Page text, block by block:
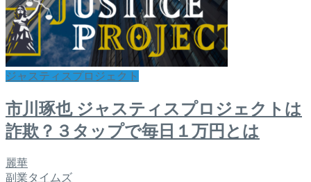
ジャスティスプロジェクト
市川琢也 ジャスティスプロジェクトは
詐欺？３タップで毎日１万円とは
麗華
副業タイムズ